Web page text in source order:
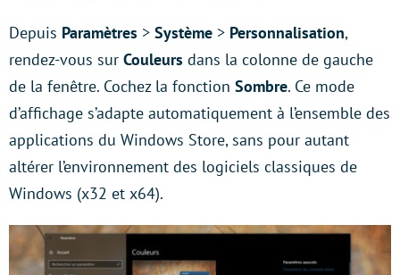
Depuis Paramètres > Système > Personnalisation,
rendez-vous sur Couleurs dans la colonne de gauche
de la fenêtre. Cochez la fonction Sombre. Ce mode
d’affichage s’adapte automatiquement à l’ensemble des
applications du Windows Store, sans pour autant
altérer l’environnement des logiciels classiques de
Windows (x32 et x64).